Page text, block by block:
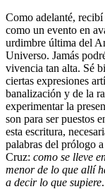
Como adelanté,
como un evento en
urdimbre última del
Universo. Jamás
vivencia tan alta. Sé
ciertas expresiones
banalización y de la
experimentar la
son para ser puestos
esta escritura,
palabras del prólogo
Cruz: como se lleve
menor de lo que allí
a decir lo que supiere.